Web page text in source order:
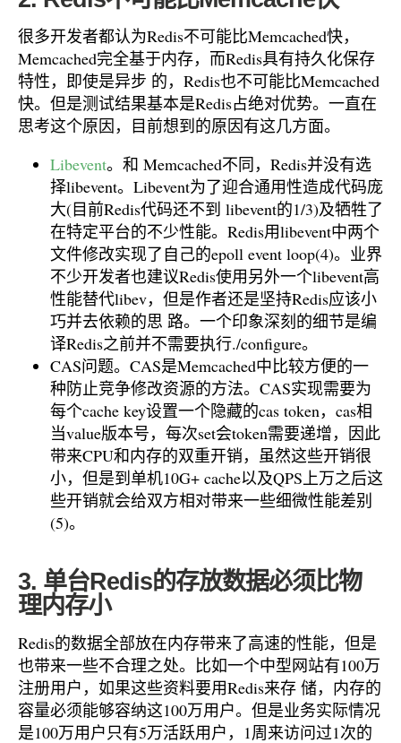
很多开发者都认为Redis不可能比Memcached快，
Memcached完全基于内存，而Redis具有持久化保存
特性，即使是异步 的，Redis也不可能比Memcached
快。但是测试结果基本是Redis占绝对优势。一直在
思考这个原因，目前想到的原因有这几方面。
Libevent。和 Memcached不同，Redis并没有选
择libevent。Libevent为了迎合通用性造成代码庞
大(目前Redis代码还不到 libevent的1/3)及牺牲了
在特定平台的不少性能。Redis用libevent中两个
文件修改实现了自己的epoll event loop(4)。业界
不少开发者也建议Redis使用另外一个libevent高
性能替代libev，但是作者还是坚持Redis应该小
巧并去依赖的思 路。一个印象深刻的细节是编
译Redis之前并不需要执行./configure。
CAS问题。CAS是Memcached中比较方便的一
种防止竞争修改资源的方法。CAS实现需要为
每个cache key设置一个隐藏的cas token，cas相
当value版本号，每次set会token需要递增，因此
带来CPU和内存的双重开销，虽然这些开销很
小，但是到单机10G+ cache以及QPS上万之后这
些开销就会给双方相对带来一些细微性能差别
(5)。
3. 单台Redis的存放数据必须比物
理内存小
Redis的数据全部放在内存带来了高速的性能，但是
也带来一些不合理之处。比如一个中型网站有100万
注册用户，如果这些资料要用Redis来存 储，内存的
容量必须能够容纳这100万用户。但是业务实际情况
是100万用户只有5万活跃用户，1周来访问过1次的